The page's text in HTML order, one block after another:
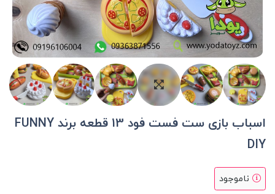
اسباب بازی ست فست فود 13 قطعه برند FUNNY
DIY
ناموجود